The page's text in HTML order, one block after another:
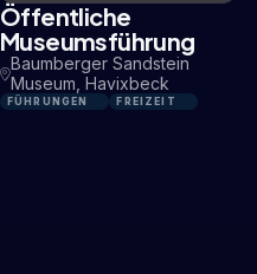
15,1 KM
Öffentliche
Museumsführung
Baumberger Sandstein
Museum, Havixbeck
FÜHRUNGEN FREIZEIT